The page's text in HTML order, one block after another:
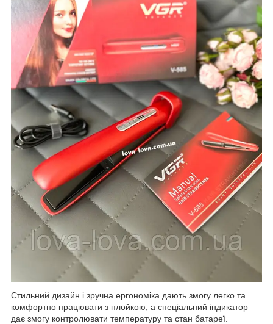
Стильний дизайн і зручна ергономіка дають змогу легко та
комфортно працювати з плойкою, а спеціальний індикатор
дає змогу контролювати температуру та стан батареї.